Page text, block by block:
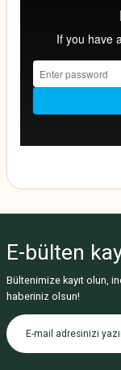
E-bülten
Bültenimize kayıt olun,
haberiniz olsun!